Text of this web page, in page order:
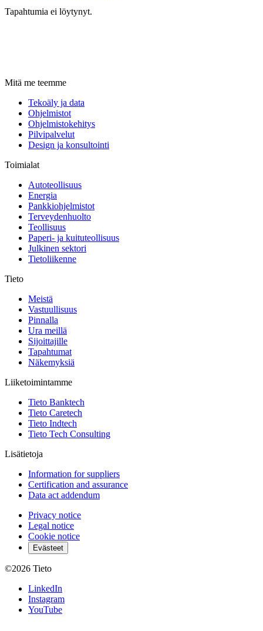
Tapahtumia ei löytynyt.
Mitä me teemme
Tekoäly ja data
Ohjelmistot
Ohjelmistokehitys
Pilvipalvelut
Design ja konsultointi
Toimialat
Autoteollisuus
Energia
Pankkiohjelmistot
Terveydenhuolto
Teollisuus
Paperi- ja kuituteollisuus
Julkinen sektori
Tietoliikenne
Tieto
Meistä
Vastuullisuus
Pinnalla
Ura meillä
Sijoittajille
Tapahtumat
Näkemyksiä
Liiketoimintamme
Tieto Banktech
Tieto Caretech
Tieto Indtech
Tieto Tech Consulting
Lisätietoja
Information for suppliers
Certification and assurance
Data act addendum
Privacy notice
Legal notice
Cookie notice
Evästeet
©2026 Tieto
LinkedIn
Instagram
YouTube